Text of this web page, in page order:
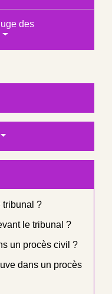
des
tribunal ?
le tribunal ?
un procès civil ?
dans un procès